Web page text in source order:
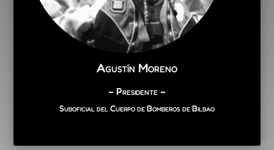
Agustín Moreno
~ Presidente ~
Suboficial del Cuerpo de Bomberos de Bilbao